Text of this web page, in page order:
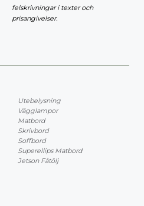
felskrivningar i texter och
prisangivelser.
Utebelysning
Vägglampor
Matbord
Skrivbord
Soffbord
Superellips Matbord
Jetson Fåtölj